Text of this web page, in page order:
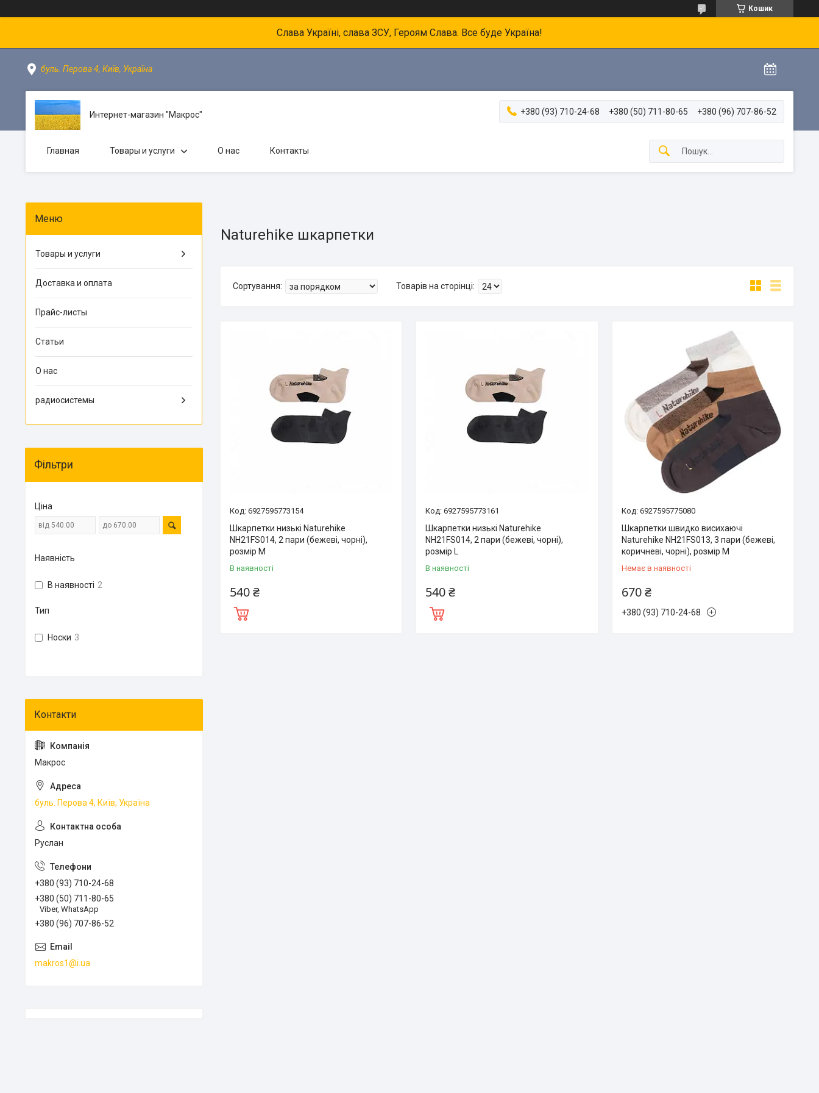
Кошик
Слава Україні, слава ЗСУ, Героям Слава. Все буде Україна!
буль. Перова 4, Київ, Україна
Интернет-магазин "Макрос" +380 (93) 710-24-68 +380 (50) 711-80-65 +380 (96) 707-86-52
Главная Товары и услуги О нас Контакты
Naturehike шкарпетки
6927595773154
Шкарпетки низькі Naturehike
NH21FS014, 2 пари (бежеві, чорні),
розмір М
В наявності
540 ₴
6927595773161
Шкарпетки низькі Naturehike
NH21FS014, 2 пари (бежеві, чорні),
розмір L
В наявності
540 ₴
6927595775080
Шкарпетки швидко висихаючі
Naturehike NH21FS013, 3 пари (бежеві,
коричневі, чорні), розмір М
Немає в наявності
670 ₴
+380 (93) 710-24-68
Товары и услуги
Доставка и оплата
Прайс-листы
Статьи
О нас
радиосистемы
Фільтри
Ціна
Наявність
В наявності 2
Тип
Носки 3
Макрос
буль. Перова 4, Київ, Україна
Руслан
+380 (93) 710-24-68
+380 (50) 711-80-65
Viber, WhatsApp
+380 (96) 707-86-52
makros1@i.ua